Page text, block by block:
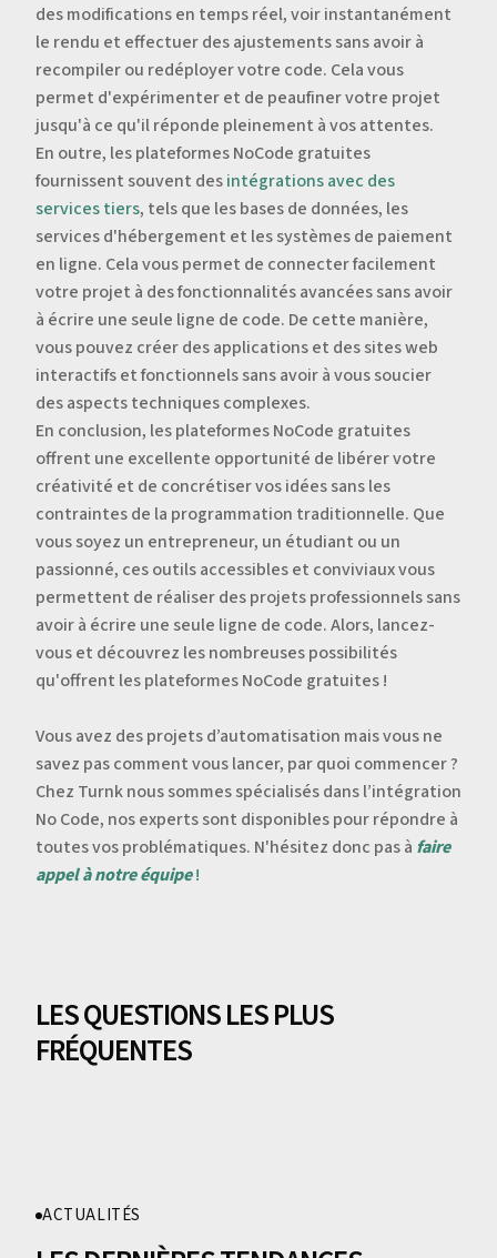
des modifications en temps réel, voir instantanément
le rendu et effectuer des ajustements sans avoir à
recompiler ou redéployer votre code. Cela vous
permet d'expérimenter et de peaufiner votre projet
jusqu'à ce qu'il réponde pleinement à vos attentes.
En outre, les plateformes NoCode gratuites
fournissent souvent desintégrations avec des
services tiers, tels que les bases de données, les
services d'hébergement et les systèmes de paiement
en ligne. Cela vous permet de connecter facilement
votre projet à des fonctionnalités avancées sans avoir
à écrire une seule ligne de code. De cette manière,
vous pouvez créer des applications et des sites web
interactifs et fonctionnels sans avoir à vous soucier
des aspects techniques complexes.
En conclusion, les plateformes NoCode gratuites
offrent une excellente opportunité de libérer votre
créativité et de concrétiser vos idées sans les
contraintes de la programmation traditionnelle. Que
vous soyez un entrepreneur, un étudiant ou un
passionné, ces outils accessibles et conviviaux vous
permettent de réaliser des projets professionnels sans
avoir à écrire une seule ligne de code. Alors, lancez-
vous et découvrez les nombreuses possibilités
qu'offrent les plateformes NoCode gratuites !
Vous avez des projets d’automatisation mais vous ne
savez pas comment vous lancer, par quoi commencer ?
Chez Turnk nous sommes spécialisés dans l’intégration
No Code, nos experts sont disponibles pour répondre à
toutes vos problématiques. N'hésitez donc pas à faire
appel à notre équipe!
LES QUESTIONS LES PLUS
FRÉQUENTES
ACTUALITÉS